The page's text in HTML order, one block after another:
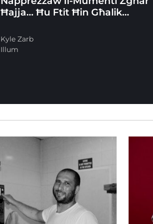
Ħajja… Ħu Ftit Ħin Għalik…
Kyle Zarb
Illum